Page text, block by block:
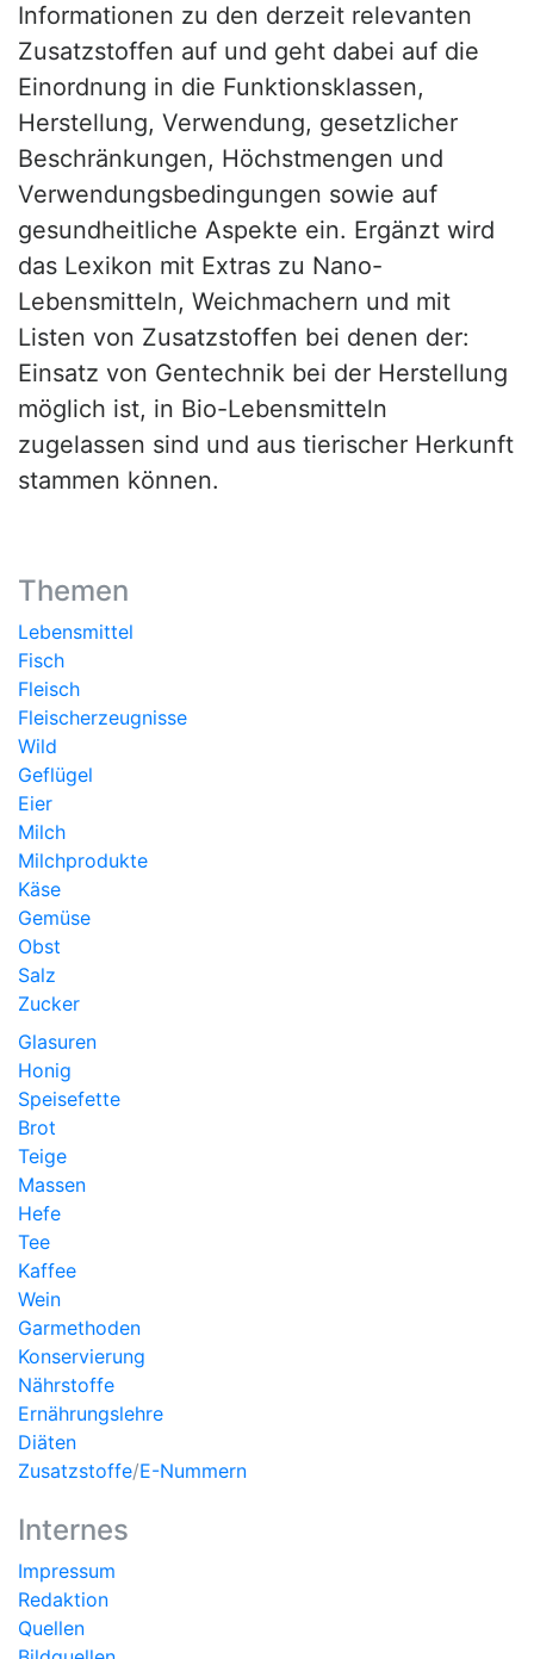
Informationen zu den derzeit relevanten
Zusatzstoffen auf und geht dabei auf die
Einordnung in die Funktionsklassen,
Herstellung, Verwendung, gesetzlicher
Beschränkungen, Höchstmengen und
Verwendungsbedingungen sowie auf
gesundheitliche Aspekte ein. Ergänzt wird
das Lexikon mit Extras zu Nano-
Lebensmitteln, Weichmachern und mit
Listen von Zusatzstoffen bei denen der:
Einsatz von Gentechnik bei der Herstellung
möglich ist, in Bio-Lebensmitteln
zugelassen sind und aus tierischer Herkunft
stammen können.
Themen
Lebensmittel
Fisch
Fleisch
Fleischerzeugnisse
Wild
Geflügel
Eier
Milch
Milchprodukte
Käse
Gemüse
Obst
Salz
Zucker
Glasuren
Honig
Speisefette
Brot
Teige
Massen
Hefe
Tee
Kaffee
Wein
Garmethoden
Konservierung
Nährstoffe
Ernährungslehre
Diäten
Zusatzstoffe/E-Nummern
Internes
Impressum
Redaktion
Quellen